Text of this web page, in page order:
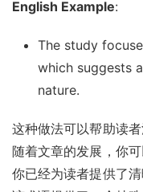
English Example:
The study
which suggests
nature.
这种做法可以帮助读
随着文章的发展，你
你已经为读者提供了